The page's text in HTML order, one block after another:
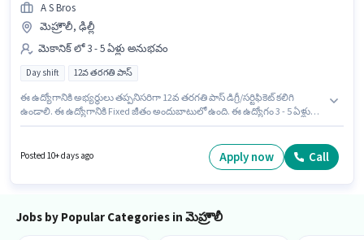
A S Bros
మెహ్రౌలీ, ఢిల్లీ
మెకానిక్ లో 3 - 5 ఏళ్లు అనుభవం
Day shift 12వ తరగతి పాస్
ఈ ఉద్యోగానికి అభ్యర్థులు తప్పనిసరిగా 12వ తరగతి పాస్ డిగ్రీ/సర్టిఫికెట్ కలిగి
ఉండాలి. ఈ ఉద్యోగానికి Fixed జీతం అందుబాటులో ఉంది. ఈ ఉద్యోగం 3 - 5 ఏళ్లు
వారానికి Others ఉన్నాయి. A S Bros మెకానిక్ విభాగంలో Music System
Mechanic ఉద్యోగానికి క్రియాశీలకంగా నియామకం జరుగుతోంది.
Posted 10+ days ago Apply now Call
Jobs by Popular Categories in మెహ్రౌలీ